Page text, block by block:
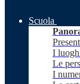
Scuola
I
Le
I